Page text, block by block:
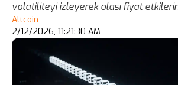
volatiliteyi izleyerek olası fiyat
Altcoin
2/12/2026, 11:21:30 AM